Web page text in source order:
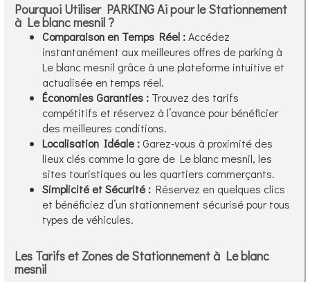
Pourquoi Utiliser PARKING Ai pour le Stationnement
à Le blanc mesnil ?
Comparaison en Temps Réel :Accédez
instantanément aux meilleures offres de parking à
Le blanc mesnil grâce à une plateforme intuitive et
actualisée en temps réel.
Économies Garanties : Trouvez des tarifs
compétitifs et réservez à l’avance pour bénéficier
des meilleures conditions.
Localisation Idéale :Garez-vous à proximité des
lieux clés comme la gare de Le blanc mesnil, les
sites touristiques ou les quartiers commerçants.
Simplicité et Sécurité : Réservez en quelques clics
et bénéficiez d’un stationnement sécurisé pour tous
types de véhicules.
Les Tarifs et Zones de Stationnement à Le blanc
mesnil